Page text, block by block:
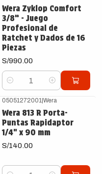
Wera Zyklop Comfort
3/8” - Juego
Profesional de
Ratchet y Dados de 16
Piezas
S/990.00
Cantidad
05051272001 |Wera
Wera 813 R Porta-
Puntas Rapidaptor
1/4" x 90 mm
S/140.00